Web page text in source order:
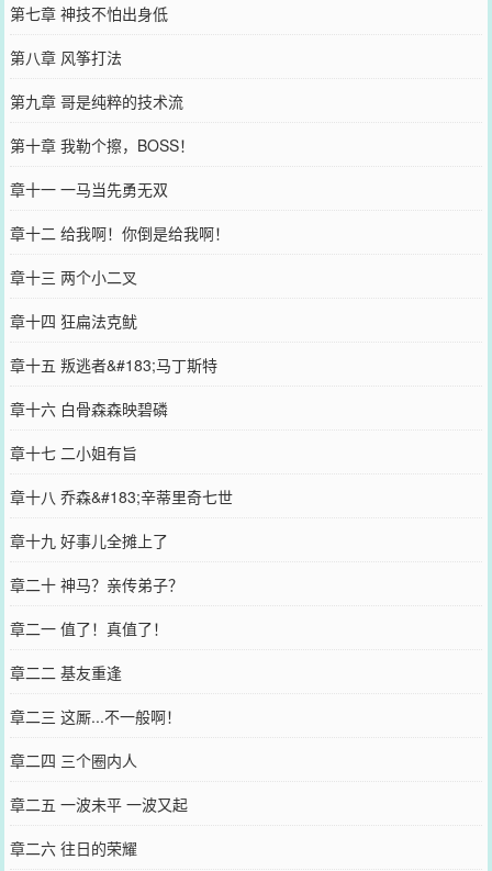
第七章 神技不怕出身低
第八章 风筝打法
第九章 哥是纯粹的技术流
第十章 我勒个擦，BOSS！
章十一 一马当先勇无双
章十二 给我啊！你倒是给我啊！
章十三 两个小二叉
章十四 狂扁法克鱿
章十五 叛逃者&#183;马丁斯特
章十六 白骨森森映碧磷
章十七 二小姐有旨
章十八 乔森&#183;辛蒂里奇七世
章十九 好事儿全摊上了
章二十 神马？亲传弟子？
章二一 值了！真值了！
章二二 基友重逢
章二三 这厮...不一般啊！
章二四 三个圈内人
章二五 一波未平 一波又起
章二六 往日的荣耀